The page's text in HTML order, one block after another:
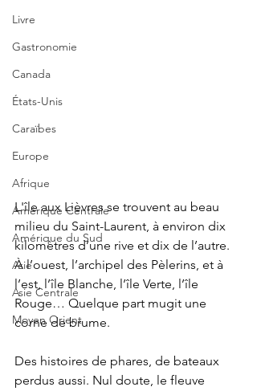
Livre
Gastronomie
Canada
États-Unis
Caraïbes
Europe
Afrique
Amérique Centrale
Amérique du Sud
Asie
Asie Centrale
Moyen Orient
L'île aux Lièvres se trouvent au beau
milieu du Saint-Laurent, à environ dix
kilomètres d’une rive et dix de l’autre.
À l’ouest, l’archipel des Pèlerins, et à
l’est, l’île Blanche, l’île Verte, l’île
Rouge… Quelque part mugit une
corne de brume.
Des histoires de phares, de bateaux
perdus aussi. Nul doute, le fleuve